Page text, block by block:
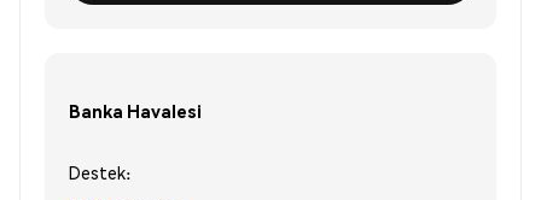
Banka Havalesi
Destek: